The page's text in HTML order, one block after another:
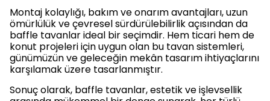
Montaj kolaylığı, bakım ve onarım avantajları, uzun
ömürlülük ve çevresel sürdürülebilirlik açısından da
baffle tavanlar ideal bir seçimdir. Hem ticari hem de
konut projeleri için uygun olan bu tavan sistemleri,
günümüzün ve geleceğin mekân tasarım ihtiyaçlarını
karşılamak üzere tasarlanmıştır.
Sonuç olarak, baffle tavanlar, estetik ve işlevsellik